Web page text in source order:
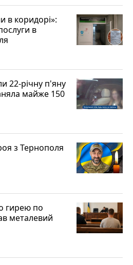
в коридорі»:
в
22-річну п'яну
майже 150
з Тернополя
гирею по
металевий